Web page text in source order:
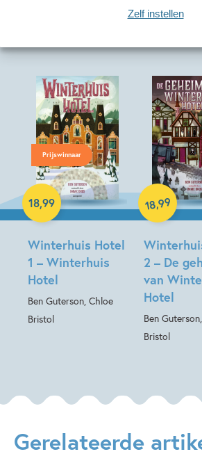
Zelf instellen
Prijswinnaar
Winterhuis Hotel
1 – Winterhuis
Hotel
Ben Guterson, Chloe
Bristol
18,99
Hardcover
2 – De
van
Hotel
Ben
Bristol
18,99
Hardcover
Gerelateerde